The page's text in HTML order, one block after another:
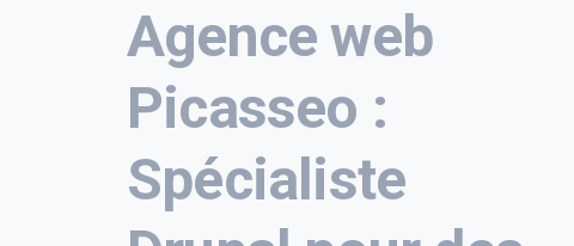
Agence web
Picasseo :
Spécialiste